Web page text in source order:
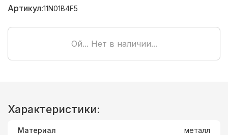
Артикул:11N01B4F5
Ой... Нет в наличии...
Характеристики:
Материал металл